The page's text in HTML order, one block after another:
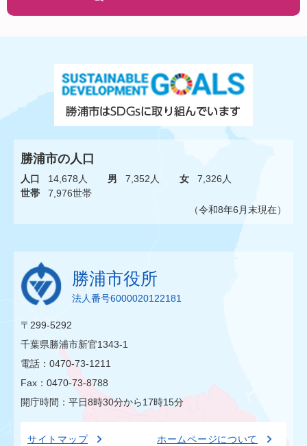
勝浦市の人口
人口 14,678人 男 7,352人 女
7,326人
世帯
7,976世帯
（令和8年6月末現在）
勝浦市役所
法人番号6000020122181
〒299-5292
千葉県勝浦市新官1343-1
電話：0470-73-1211
Fax：0470-73-8788
開庁時間：平日8時30分から17時15分
サイトマップ
ホームページについて